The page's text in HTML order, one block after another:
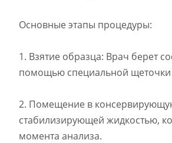
Основные этапы процедуры:
1. Взятие образца: Врач берет
помощью специальной щеточки
2. Помещение в
стабилизирующей жидкостью,
момента анализа.